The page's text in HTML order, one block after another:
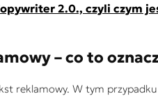
2.0., czyli czym
– co to
reklamowy. W tym